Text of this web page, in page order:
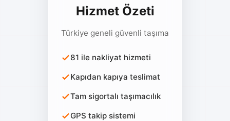
Hizmet Özeti
Türkiye geneli güvenli taşıma
81 ile nakliyat hizmeti
Kapıdan kapıya teslimat
Tam sigortalı taşımacılık
GPS takip sistemi